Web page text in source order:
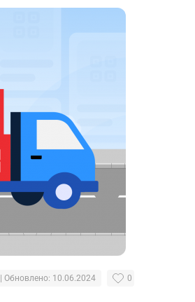
| Обновлено: 10.06.2024 0